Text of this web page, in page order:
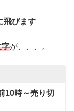
飛びます
字が、、、。
10時～売り切